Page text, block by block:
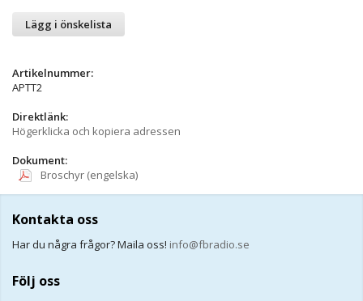
Lägg i önskelista
Artikelnummer:
APTT2
Direktlänk:
Högerklicka och kopiera adressen
Dokument:
Broschyr (engelska)
Kontakta oss
Har du några frågor? Maila oss! info@fbradio.se
Följ oss